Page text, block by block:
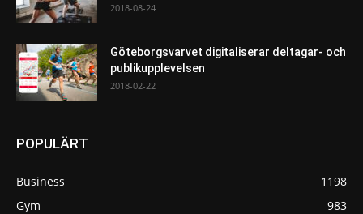
2018-08-24
Göteborgsvarvet digitaliserar deltagar- och
publikupplevelsen
2018-02-22
POPULÄRT
Business
1198
Gym
983